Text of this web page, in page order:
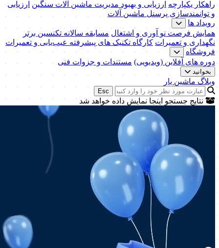
راهکار یکپارچه ارزیابی و بهبود مدیریت ماشین آلات سنگین ارزیابی
و توانمندسازی پرسنل ماشین آلات
رویداد ها
همایش فرصت نو آوری و اشتغال مسابقه سالانه تکنسین برتر
نگهداری و تعمیرات کارگاه تکنیک‌ های پیشرفته عیب‌یابی و تعمیرات
فروشگاه
دوره های آفلاین (ویدیویی) مستندات و جزوات فنی
بخوانید
وبلاگ ماشین یار
Esc
نتایج جستجو اینجا نمایش داده خواهد شد